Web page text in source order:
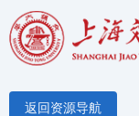
返回资源导航